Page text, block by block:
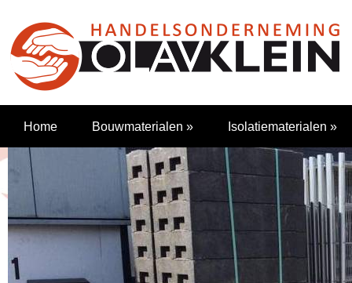
Home Bouwmaterialen » Isolatiematerialen »